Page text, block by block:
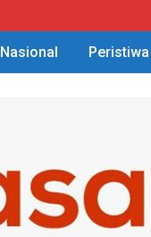
Nasional Peristiwa